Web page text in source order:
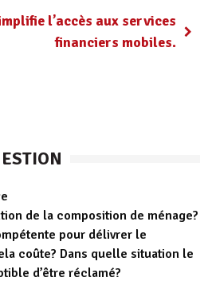
l’accès aux services
financiers mobiles.
de la composition de ménage?
pour délivrer le
coûte? Dans quelle situation le
d’être réclamé?